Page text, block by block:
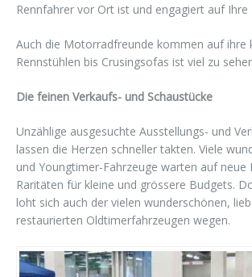
Rennfahrer vor Ort ist und engagiert auf Ihre
Auch die Motorradfreunde kommen auf ihre
Rennstühlen bis Crusingsofas ist viel zu
Die feinen Verkaufs- und Schaustücke
Unzählige ausgesuchte Ausstellungs- und
lassen die Herzen schneller takten. Viele
und Youngtimer-Fahrzeuge warten auf neue
Raritäten für kleine und grössere Budgets.
loht sich auch der vielen wunderschönen,
restaurierten Oldtimerfahrzeugen wegen.